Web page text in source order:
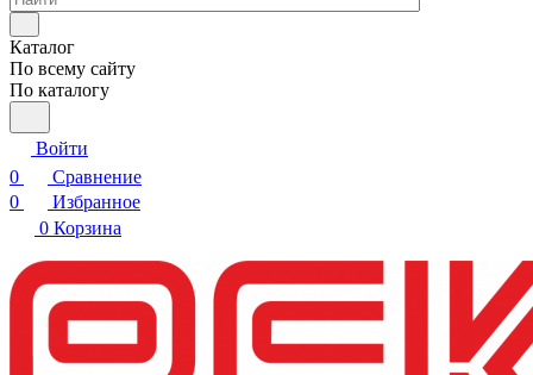
Каталог
По всему сайту
По каталогу
Войти
0
Сравнение
0
Избранное
0 Корзина